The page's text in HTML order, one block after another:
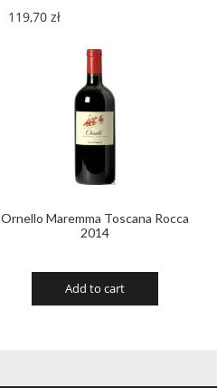
Ornello Maremma Toscana Rocca
2014
119,70 zł
Add to cart